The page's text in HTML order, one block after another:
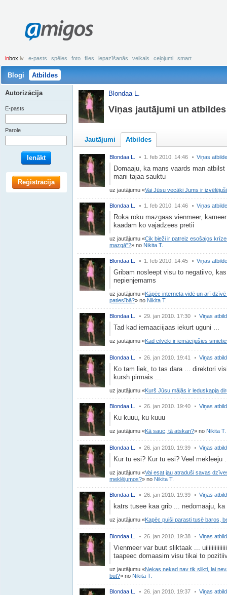
amigos
inbox .lv e-pasts spēles foto files iepazīšanās veikals ceļojumi smart
Blogi Atbildes
Blondaa L.
Viņas jautājumi un atbildes
Jautājumi Atbildes
Blondaa L. 1. feb 2010. 14:46 Viņas
Domaaju, ka mans vaards man
mani tajaa sauktu
uz jautājumu Vai Jūsu vecāki Jums ir
Blondaa L. 1. feb 2010. 14:46 Viņas
Roka roku mazgaas vienmeer,
kaadam ko vajadzees pretii
uz jautājumu
Cik bieži ir patreiz esošajos
mazgā"?
no Nikita T.
Blondaa L. 1. feb 2010. 14:45 Viņas
Gribam nosleept visu to negatiivo,
nepienjemams
uz jautājumu
Kāpēc interneta vidē un arī
patiesībā?
no Nikita T.
Blondaa L. 29. jan 2010. 17:30 Viņas
Tad kad iemaaciijaas iekurt uguni ...
uz jautājumu Kad cilvēki ir iemācījušies
Blondaa L. 26. jan 2010. 19:41 Viņas
Ko tam liek, to tas dara ... direktori
kursh pirmais ...
uz jautājumu Kurš Jūsu mājās ir leduskapja
Blondaa L. 26. jan 2010. 19:40 Viņas
Ku kuuu, ku kuuu
uz jautājumu Kā sauc, tā atskan? no Nikita T.
Blondaa L. 26. jan 2010. 19:39 Viņas
Kur tu esi? Kur tu esi? Veel mekleeju
uz jautājumu
Vai esat jau atraduši savas
meklējumos?
no Nikita T.
Blondaa L. 26. jan 2010. 19:39 Viņas
katrs tusee kaa grib ... nedomaaju,
uz jautājumu Kapēc puiši parasti tusē baros,
Blondaa L. 26. jan 2010. 19:38 Viņas
Vienmeer var buut sliktaak ...
taapeec domaasim visu tikai to
uz jautājumu
Nekas nekad nav tik slikti, lai
būt?
no Nikita T.
Blondaa L. 26. jan 2010. 19:37 Viņas
Autorizācija
E-pasts
Parole
Ienākt
Reģistrācija